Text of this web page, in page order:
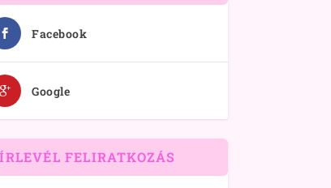
Facebook
Google
FELIRATKOZÁS